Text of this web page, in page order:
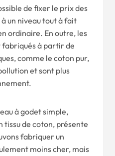
de fixer le prix des
un niveau tout à fait
ordinaire. En outre, les
à partir de
comme le coton pur,
et sont plus
à godet simple,
de coton, présente
fabriquer un
moins cher, mais